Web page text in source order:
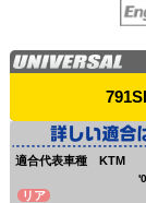
791SI
適合代表車種 KTM
リア